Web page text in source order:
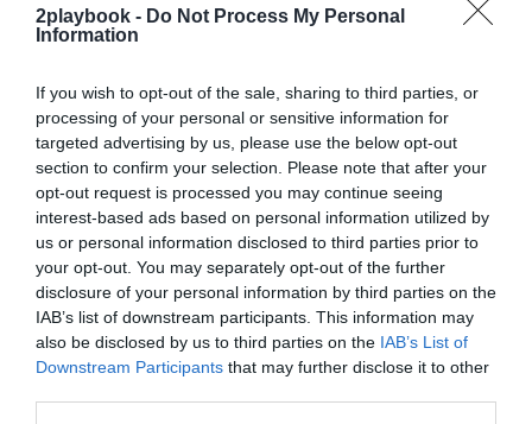
2playbook - Do Not Process My Personal
Information
If you wish to opt-out of the sale, sharing to third parties, or
processing of your personal or sensitive information for
targeted advertising by us, please use the below opt-out
section to confirm your selection. Please note that after your
opt-out request is processed you may continue seeing
interest-based ads based on personal information utilized by
us or personal information disclosed to third parties prior to
your opt-out. You may separately opt-out of the further
disclosure of your personal information by third parties on the
IAB’s list of downstream participants. This information may
also be disclosed by us to third parties on the IAB’s List of
Downstream Participants that may further disclose it to other
otras cantidades, (la gestora) interpuso primero
recurso de reposición ante el propio CSD y
ejecución del dicho pago y del resto de lo recogido en
la resolución impugnada”, detalla la Asobal, que
mantiene abierta la vía contenciosa.
Sobre Intelligence 2P
Intelligence 2Pes la unidad de estrategia e
inteligencia de mercado de 2Playbook, cuya plataforma
de datos monitoriza en tiempo real el negocio de 60
clubes de LaLiga, Liga F y Primera Rfef; 200 clubes de
ligas europeas; 22 clubes de ACB y Primera FEB.
La plataforma también contabiliza la asistencia a